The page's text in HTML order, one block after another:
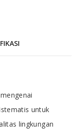
untuk
lingkungan